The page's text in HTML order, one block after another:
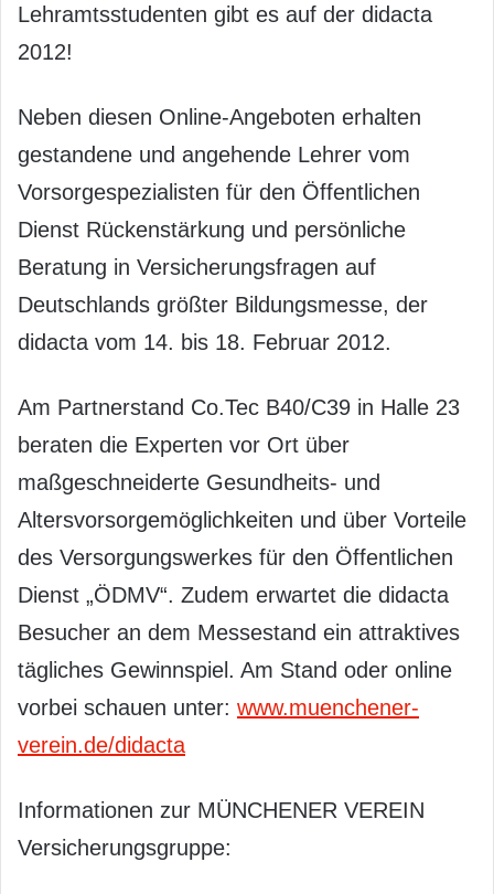
Lehramtsstudenten gibt es auf der didacta
2012!
Neben diesen Online-Angeboten erhalten
gestandene und angehende Lehrer vom
Vorsorgespezialisten für den Öffentlichen
Dienst Rückenstärkung und persönliche
Beratung in Versicherungsfragen auf
Deutschlands größter Bildungsmesse, der
didacta vom 14. bis 18. Februar 2012.
Am Partnerstand Co.Tec B40/C39 in Halle 23
beraten die Experten vor Ort über
maßgeschneiderte Gesundheits- und
Altersvorsorgemöglichkeiten und über Vorteile
des Versorgungswerkes für den Öffentlichen
Dienst „ÖDMV“. Zudem erwartet die didacta
Besucher an dem Messestand ein attraktives
tägliches Gewinnspiel. Am Stand oder online
vorbei schauen unter: www.muenchener-
verein.de/didacta
Informationen zur MÜNCHENER VEREIN
Versicherungsgruppe: